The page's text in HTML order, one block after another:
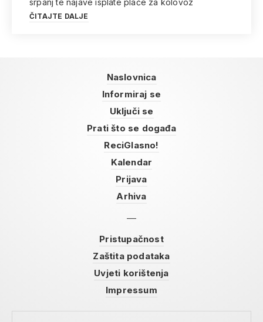
srpanj te najave isplate plaće za kolovoz
ČITAJTE DALJE
Naslovnica
Informiraj se
Uključi se
Prati što se događa
ReciGlasno!
Kalendar
Prijava
Arhiva
Pristupačnost
Zaštita podataka
Uvjeti korištenja
Impressum